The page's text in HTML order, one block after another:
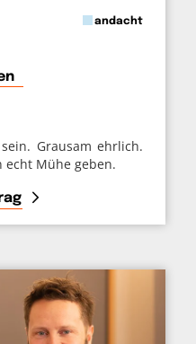
inandacht
Grausam ehrlich.
echt Mühe geben.